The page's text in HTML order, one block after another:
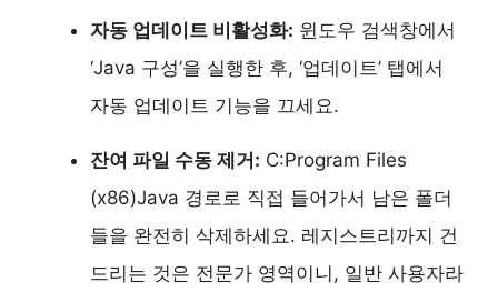
자동 업데이트 비활성화: 윈도우 검색창에서
‘Java 구성’을 실행한 후, ‘업데이트’ 탭에서
자동 업데이트 기능을 끄세요.
잔여 파일 수동 제거: C:Program Files
(x86)Java 경로로 직접 들어가서 남은 폴더
들을 완전히 삭제하세요. 레지스트리까지 건
드리는 것은 전문가 영역이니, 일반 사용자라